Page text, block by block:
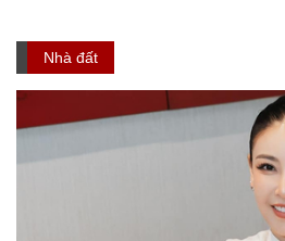
Nhà đất